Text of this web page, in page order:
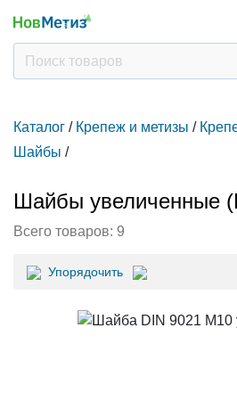
Каталог / Крепеж и метизы /
Шайбы /
Шайбы увеличенные
Всего товаров: 9
Упорядочить